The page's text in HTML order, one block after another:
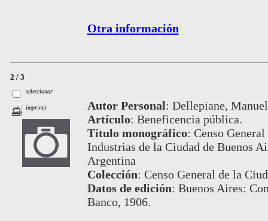
Otra información
2 / 3
seleccionar
imprimir Autor Personal: Dellepiane,
Artículo: Beneficencia pública.
Título monográfico: Censo
Industrias de la Ciudad de Buenos
Argentina
Colección: Censo General de la
Datos de edición: Buenos Aires:
Banco, 1906.